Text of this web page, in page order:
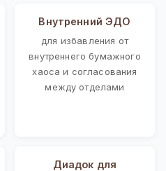
Внутренний ЭДО
для избавления от
внутреннего бумажного
хаоса и согласования
между отделами
Диадок для